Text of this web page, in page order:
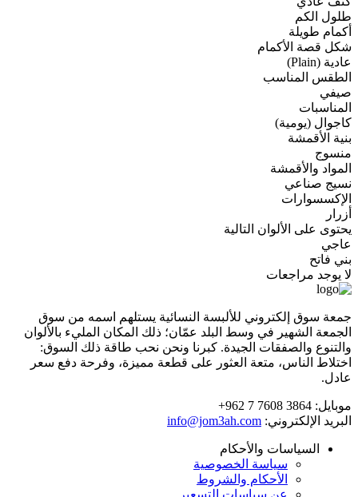
طلول الكم
أكمام طويلة
شكل قصة الأكمام
عادية (Plain)
الطقس المناسب
صيفي
المناسبات
كاجوال (يومية)
بنية الأقمشة
منسوج
المواد والأقمشة
نسيج صناعي
الإكسسوارات
أزرار
يحتوى على الألوان التالية
عاجي
بني فاتح
لا يوجد مراجعات
جمعة سوق إلكتروني للألبسة النسائية يستلهم اسمه من سوق
الجمعة الشهير في وسط البلد عمّان؛ ذلك المكان المليء بالألوان
والتنوع والصفقات الجيدة. كبرنا ونحن نحب طاقة ذلك السوق:
اختلاط الناس، متعة العثور على قطعة مميزة، وفرحة دفع سعر
عادل.
موبايل: +962 7 7608 3864
البريد الإلكتروني: info@jom3ah.com
السياسات والأحكام
سياسة الخصوصية
الأحكام والشروط